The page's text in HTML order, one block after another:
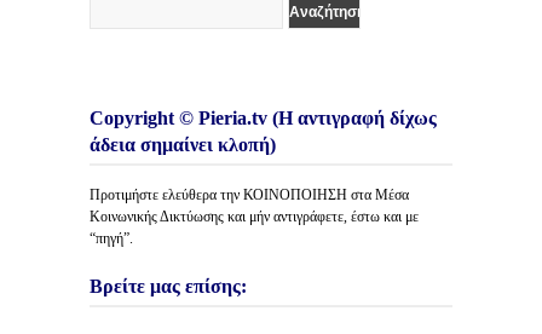
Copyright © Pieria.tv (Η αντιγραφή δίχως
άδεια σημαίνει κλοπή)
Προτιμήστε ελεύθερα την ΚΟΙΝΟΠΟΙΗΣΗ στα Μέσα
Κοινωνικής Δικτύωσης και μήν αντιγράφετε, έστω και με
“πηγή”.
Βρείτε μας επίσης: